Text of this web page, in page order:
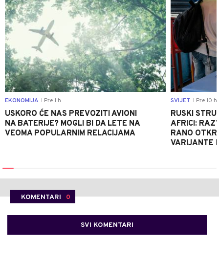
EKONOMIJA Pre 1 h
USKORO ĆE NAS PREVOZITI AVIONI
NA BATERIJE? MOGLI BI DA LETE NA
VEOMA POPULARNIM RELACIJAMA
SVIJET Pre 10 h
RUSKI
AFRICI:
RANO
VARIJANTE
KOMENTARI 0
SVI KOMENTARI